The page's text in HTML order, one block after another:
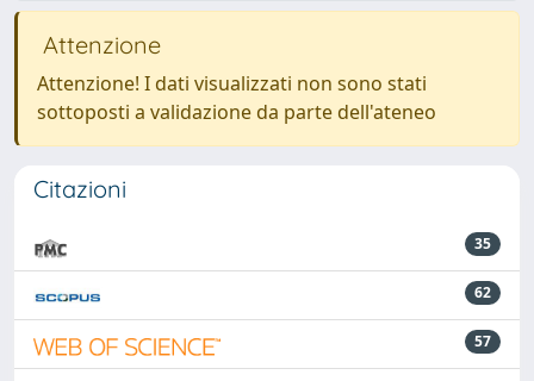
Attenzione
Attenzione! I dati visualizzati non sono stati
sottoposti a validazione da parte dell'ateneo
Citazioni
35
62
57